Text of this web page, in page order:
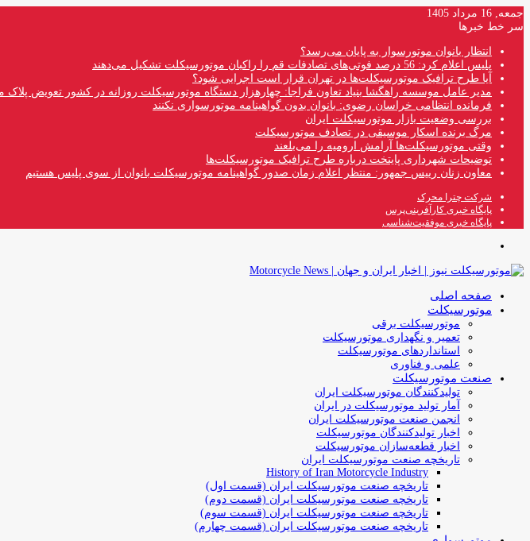
جمعه, 16 مرداد 1405
سر خط خبرها
انتظار بانوان موتورسوار به پایان می‌رسد؟
پلیس اعلام کرد: 56 درصد فوتی‌های تصادفات قم را راکبان موتورسیکلت تشکیل می‌دهند
آیا طرح ترافیک موتورسیکلت‌ها در تهران قرار است اجرایی شود؟
مدیر عامل موسسه راهگشا بنیاد تعاون فراجا: چهارهزار دستگاه موتورسیکلت روزانه در کشور تعویض
فرمانده انتظامی خراسان رضوی: بانوان بدون گواهینامه موتورسواری نکنند
بررسی وضعیت بازار موتورسیکلت ایران
مرگ برنده اسکار موسیقی در تصادف موتورسیکلت
وقتی موتورسیکلت‌ها آرامش ارومیه را می‌بلعند
توضیحات شهرداری پایتخت درباره طرح ترافیک موتورسیکلت‌ها
معاون زنان رییس جمهور: منتظر اعلام زمان صدور گواهینامه موتورسیکلت بانوان از سوی پلیس هستیم
شرکت چترا محرک
پایگاه خبری کارآفرینی‌پرس
پایگاه خبری موفقیت‌شناسی
صفحه اصلی
موتورسیکلت
موتورسیکلت برقی
تعمیر و نگهداری موتورسیکلت
استانداردهای موتورسیکلت
علمی و فناوری
صنعت موتورسیکلت
تولیدکنندگان موتورسیکلت ایران
آمار تولید موتورسیکلت در ایران
انجمن صنعت موتورسیکلت ایران
اخبار تولیدکنندگان موتورسیکلت
اخبار قطعه‌سازان موتورسیکلت
تاریخچه صنعت موتورسیکلت ایران
History of Iran Motorcycle Industry
تاریخچه صنعت موتورسیکلت ایران (قسمت اول)
تاریخچه صنعت موتورسیکلت ایران (قسمت دوم)
تاریخچه صنعت موتورسیکلت ایران (قسمت سوم)
تاریخچه صنعت موتورسیکلت ایران (قسمت چهارم)